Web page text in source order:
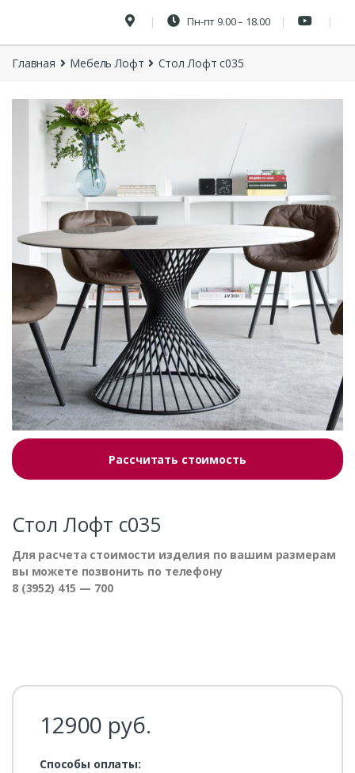
Пн-пт 9.00 – 18.00
Главная Мебель Лофт Стол Лофт с035
Рассчитать стоимость
Стол Лофт с035
Для расчета стоимости изделия по вашим размерам
вы можете позвонить по телефону
8 (3952) 415 — 700
12900 руб.
Способы оплаты: